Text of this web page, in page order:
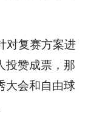
对复赛方案进
投赞成票，那
大会和自由球